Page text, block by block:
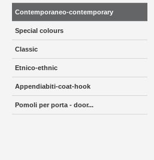
Contemporaneo-contemporary
Special colours
Classic
Etnico-ethnic
Appendiabiti-coat-hook
Pomoli per porta - door...